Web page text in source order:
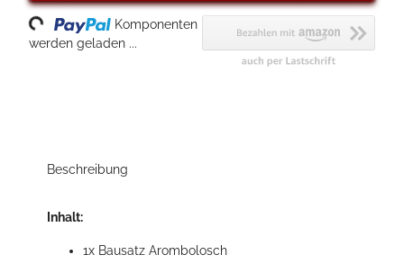
Komponenten
werden geladen ...
Beschreibung
Inhalt:
1x Bausatz Arombolosch